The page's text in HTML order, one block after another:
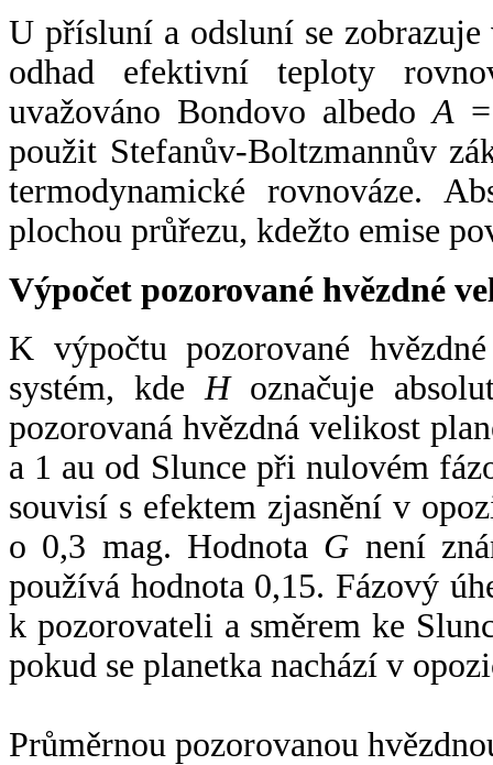
U přísluní a odsluní se
odhad efektivní teploty
uvažováno Bondovo albedoA
použit Stefanův-Boltzmannův
termodynamické rovnováze.
plochou průřezu, kdežto emise
Výpočet pozorované hvězdné
K výpočtu pozorované
systém, kde Hoznačuje
pozorovaná hvězdná velikost
a 1 au od Slunce při nulovém
souvisí s efektem zjasnění v
o 0,3 mag. Hodnota G není
používá hodnota 0,15. Fázový
k pozorovateli a směrem ke
pokud se planetka nachází v
Průměrnou pozorovanou